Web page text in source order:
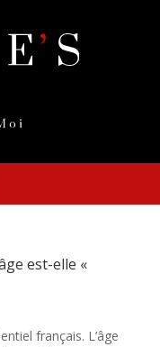
est-elle «
français. L’âge